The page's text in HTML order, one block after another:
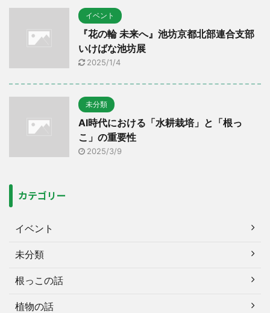
イベント
『花の輪 未来へ』池坊京都北部連合支部
いけばな池坊展
2025/1/4
未分類
AI時代における「水耕栽培」と「根っ
こ」の重要性
2025/3/9
カテゴリー
イベント
未分類
根っこの話
植物の話